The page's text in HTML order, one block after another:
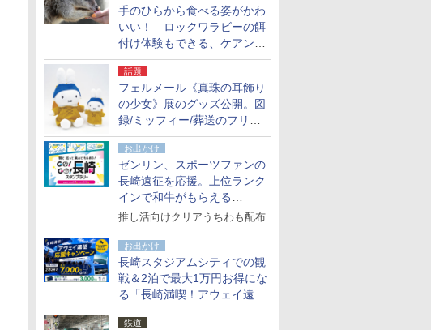
手のひらから食べる姿がかわ
いい！ ロックワラビーの餌
付け体験もできる、ケアンズ
でアサートン高原の日本語ガ
イド付きツアーに参加してみ
た
話題
フェルメール《真珠の耳飾り
の少女》展のグッズ公開。図
録/ミッフィー/葬送のフリー
レンほか、注目ブランドコラ
ボが実現
お出かけ
ゼンリン、スポーツファンの
長崎遠征を応援。上位ランク
インで和牛がもらえる
「GO！GO！長崎スタンプラ
推し活向けクリアうちわも配布
お出かけ
長崎スタジアムシティでの観
戦＆2泊で最大1万円お得にな
る「長崎満喫！アウェイ遠征
応援キャンペーン」
鉄道